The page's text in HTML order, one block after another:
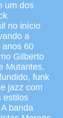
um dos
no início
a
anos 60
Gilberto
Mutantes,
funk
jazz com
estilos
banda